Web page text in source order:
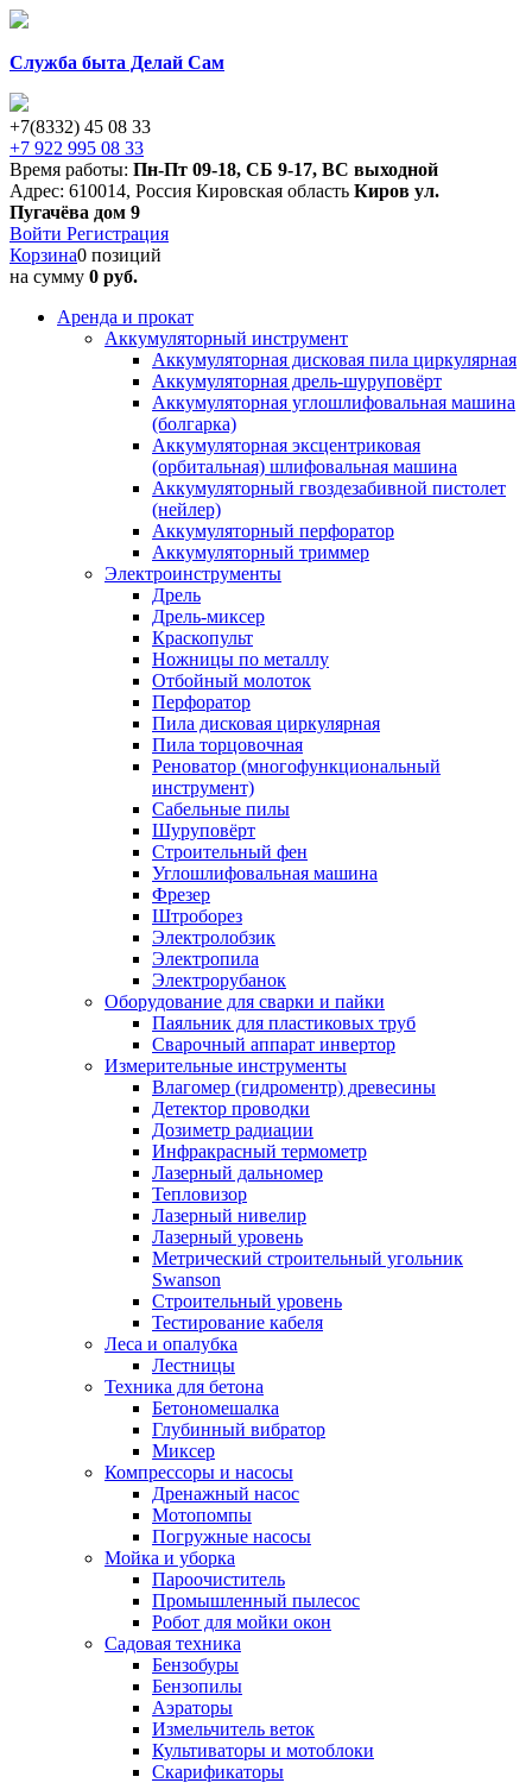
Служба быта Делай Сам
+7(8332) 45 08 33
+7 922 995 08 33
Время работы: Пн-Пт 09-18, СБ 9-17, ВС выходной
Адрес: 610014, Россия Кировская область Киров ул.
Пугачёва дом 9
Войти Регистрация
Корзина0 позиций
на сумму 0 руб.
Аренда и прокат
Аккумуляторный инструмент
Аккумуляторная дисковая пила циркулярная
Аккумуляторная дрель-шуруповёрт
Аккумуляторная углошлифовальная машина
(болгарка)
Аккумуляторная эксцентриковая
(орбитальная) шлифовальная машина
Аккумуляторный гвоздезабивной пистолет
(нейлер)
Аккумуляторный перфоратор
Аккумуляторный триммер
Электроинструменты
Дрель
Дрель-миксер
Краскопульт
Ножницы по металлу
Отбойный молоток
Перфоратор
Пила дисковая циркулярная
Пила торцовочная
Реноватор (многофункциональный
инструмент)
Сабельные пилы
Шуруповёрт
Строительный фен
Углошлифовальная машина
Фрезер
Штроборез
Электролобзик
Электропила
Электрорубанок
Оборудование для сварки и пайки
Паяльник для пластиковых труб
Сварочный аппарат инвертор
Измерительные инструменты
Влагомер (гидроментр) древесины
Детектор проводки
Дозиметр радиации
Инфракрасный термометр
Лазерный дальномер
Тепловизор
Лазерный нивелир
Лазерный уровень
Метрический строительный угольник
Swanson
Строительный уровень
Тестирование кабеля
Леса и опалубка
Лестницы
Техника для бетона
Бетономешалка
Глубинный вибратор
Миксер
Компрессоры и насосы
Дренажный насос
Мотопомпы
Погружные насосы
Мойка и уборка
Пароочиститель
Промышленный пылесос
Робот для мойки окон
Садовая техника
Бензобуры
Бензопилы
Аэраторы
Измельчитель веток
Культиваторы и мотоблоки
Скарификаторы